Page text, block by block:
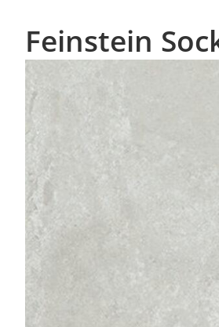
Feinstein